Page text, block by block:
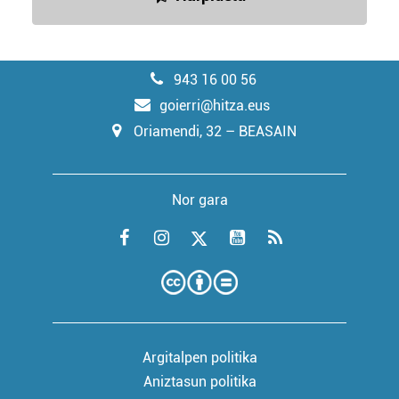
943 16 00 56
goierri@hitza.eus
Oriamendi, 32 – BEASAIN
Nor gara
Argitalpen politika
Aniztasun politika